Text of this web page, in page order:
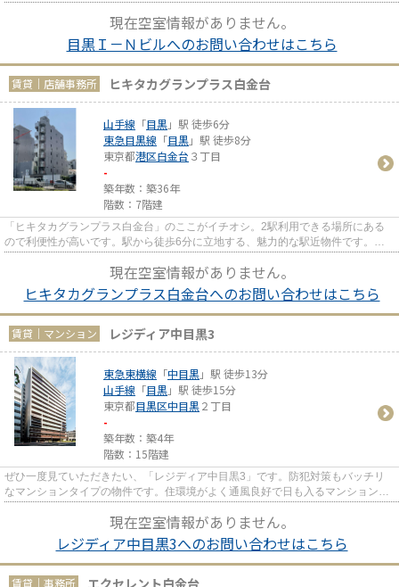
現在空室情報がありません。
目黒Ｉ－Ｎビルへのお問い合わせはこちら
賃貸｜店舗事務所 ヒキタカグランプラス白金台
山手線 「目黒」駅 徒歩6分
東急目黒線 「目黒」駅 徒歩8分
東京都港区白金台 ３丁目
-
築年数：築36年
階数：7階建
「ヒキタカグランプラス白金台」のここがイチオシ。2駅利用できる場所にある
ので利便性が高いです。駅から徒歩6分に立地する、魅力的な駅近物件です。エ
現在空室情報がありません。
ヒキタカグランプラス白金台へのお問い合わせはこちら
賃貸｜マンション レジディア中目黒3
東急東横線 「中目黒」駅 徒歩13分
山手線 「目黒」駅 徒歩15分
東京都目黒区中目黒２丁目
-
築年数：築4年
階数：15階建
ぜひ一度見ていただきたい、「レジディア中目黒3」です。防犯対策もバッチリ
なマンションタイプの物件です。住環境がよく通風良好で日も入るマンションを
現在空室情報がありません。
レジディア中目黒3へのお問い合わせはこちら
賃貸｜事務所